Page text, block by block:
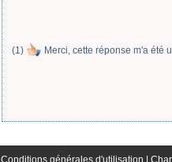
(1) Merci, cette réponse m'a été
Conditions générales d'utilisation |